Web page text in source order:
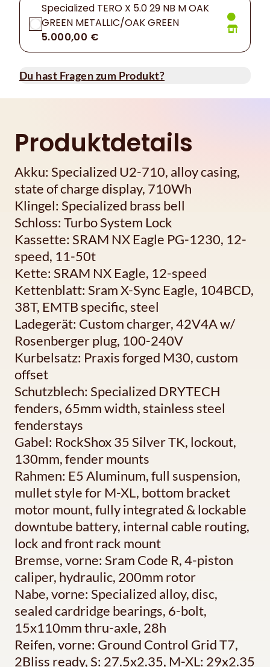
Specialized TERO X 5.0 29 NB M OAK
GREEN METALLIC/OAK GREEN
5.000,00 €
Du hast Fragen zum Produkt?
Produktdetails
Akku: Specialized U2-710, alloy casing,
state of charge display, 710Wh
Klingel: Specialized brass bell
Schloss: Turbo System Lock
Kassette: SRAM NX Eagle PG-1230, 12-
speed, 11-50t
Kette: SRAM NX Eagle, 12-speed
Kettenblatt: Sram X-Sync Eagle, 104BCD,
38T, EMTB specific, steel
Ladegerät: Custom charger, 42V4A w/
Rosenberger plug, 100-240V
Kurbelsatz: Praxis forged M30, custom
offset
Schutzblech: Specialized DRYTECH
fenders, 65mm width, stainless steel
fenderstays
Gabel: RockShox 35 Silver TK, lockout,
130mm, fender mounts
Rahmen: E5 Aluminum, full suspension,
mullet style for M-XL, bottom bracket
motor mount, fully integrated & lockable
downtube battery, internal cable routing,
lock and front rack mount
Bremse, vorne: Sram Code R, 4-piston
caliper, hydraulic, 200mm rotor
Nabe, vorne: Specialized alloy, disc,
sealed cardridge bearings, 6-bolt,
15x110mm thru-axle, 28h
Reifen, vorne: Ground Control Grid T7,
2Bliss ready, S: 27.5x2.35, M-XL: 29x2.35